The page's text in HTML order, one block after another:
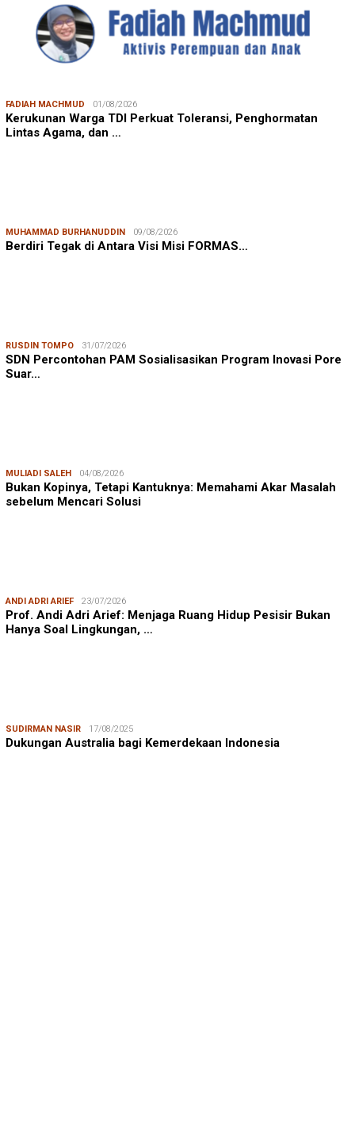
FADIAH MACHMUD 01/08/2026
Kerukunan Warga TDI Perkuat Toleransi, Penghormatan
Lintas Agama, dan …
MUHAMMAD BURHANUDDIN 09/08/2026
Berdiri Tegak di Antara Visi Misi FORMAS…
RUSDIN TOMPO 31/07/2026
SDN Percontohan PAM Sosialisasikan Program Inovasi Pore
Suar…
MULIADI SALEH 04/08/2026
Bukan Kopinya, Tetapi Kantuknya: Memahami Akar Masalah
sebelum Mencari Solusi
ANDI ADRI ARIEF 23/07/2026
Prof. Andi Adri Arief: Menjaga Ruang Hidup Pesisir Bukan
Hanya Soal Lingkungan, …
SUDIRMAN NASIR 17/08/2025
Dukungan Australia bagi Kemerdekaan Indonesia